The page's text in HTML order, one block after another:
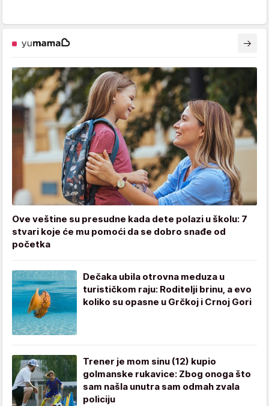
Ove veštine su presudne kada dete polazi u školu: 7
stvari koje će mu pomoći da se dobro snađe od
početka
Dečaka ubila otrovna meduza u
turističkom raju: Roditelji brinu, a evo
koliko su opasne u Grčkoj i Crnoj Gori
Trener je mom sinu (12) kupio
golmanske rukavice: Zbog onoga što
sam našla unutra sam odmah zvala
policiju